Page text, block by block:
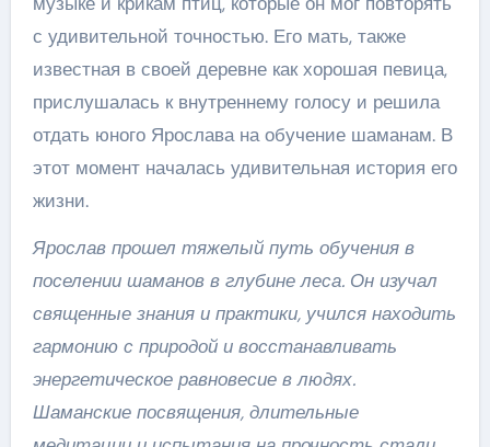
с удивительной точностью. Его мать, также
известная в своей деревне как хорошая певица,
прислушалась к внутреннему голосу и решила
отдать юного Ярослава на обучение шаманам. В
этот момент началась удивительная история его
жизни.
Ярослав прошел тяжелый путь обучения в
поселении шаманов в глубине леса. Он изучал
священные знания и практики, учился находить
гармонию с природой и восстанавливать
энергетическое равновесие в людях.
Шаманские посвящения, длительные